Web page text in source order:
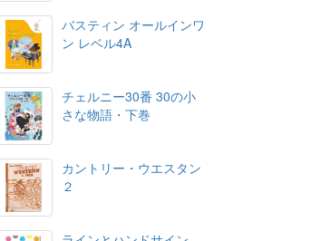
バスティン オールインワ
ン レベル4A
チェルニー30番 30の小
さな物語・下巻
カントリー・ウエスタン
２